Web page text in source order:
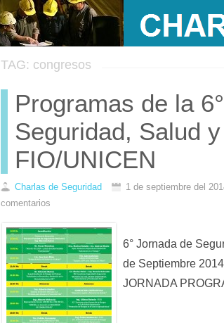
TAG: congresos
Programas de la
Seguridad, Salud
FIO/UNICEN
Charlas de Seguridad 1 de septiembre del
comentarios
6° Jornada de
de Septiembre
JORNADA